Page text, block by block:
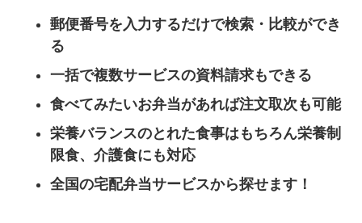
郵便番号を入力するだけで検索・比較ができ
る
一括で複数サービスの資料請求もできる
食べてみたいお弁当があれば注文取次も可能
栄養バランスのとれた食事はもちろん栄養制
限食、介護食にも対応
全国の宅配弁当サービスから探せます！